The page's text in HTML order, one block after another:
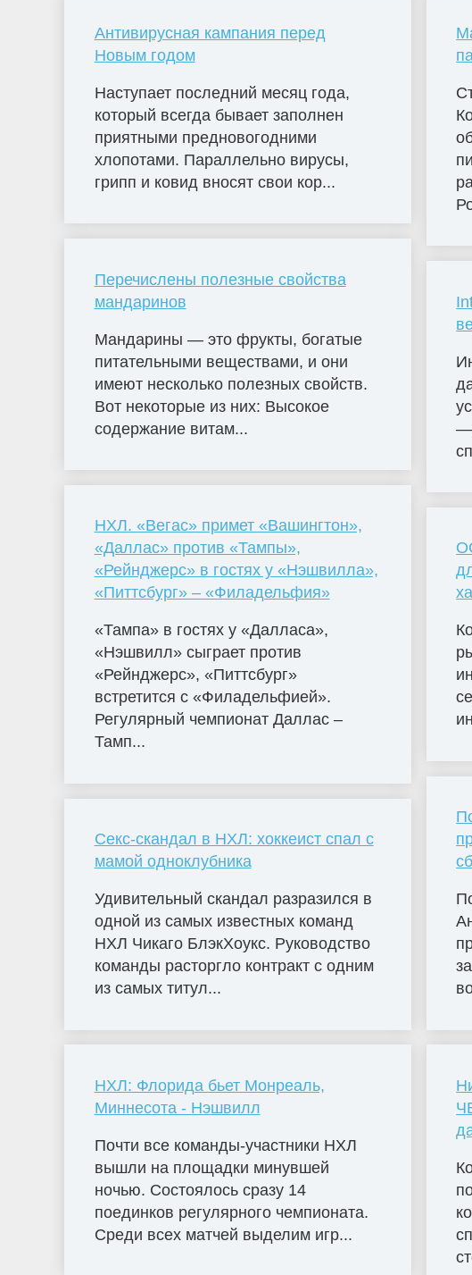
Антивирусная кампания перед
Новым годом
Наступает последний месяц года,
который всегда бывает заполнен
приятными предновогодними
хлопотами. Параллельно вирусы,
грипп и ковид вносят свои кор...
Перечислены полезные свойства
мандаринов
Мандарины — это фрукты, богатые
питательными веществами, и они
имеют несколько полезных свойств.
Вот некоторые из них: Высокое
содержание витам...
НХЛ. «Вегас» примет «Вашингтон»,
«Даллас» против «Тампы»,
«Рейнджерс» в гостях у «Нэшвилла»,
«Питтсбург» – «Филадельфия»
«Тампа» в гостях у «Далласа»,
«Нэшвилл» сыграет против
«Рейнджерс», «Питтсбург»
встретится с «Филадельфией».
Регулярный чемпионат Даллас –
Тамп...
Секс-скандал в НХЛ: хоккеист спал с
мамой одноклубника
Удивительный скандал разразился в
одной из самых известных команд
НХЛ Чикаго БлэкХоукс. Руководство
команды расторгло контракт с одним
из самых титул...
НХЛ: Флорида бьет Монреаль,
Миннесота - Нэшвилл
Почти все команды-участники НХЛ
вышли на площадки минувшей
ночью. Состоялось сразу 14
поединков регулярного чемпионата.
Среди всех матчей выделим игр...
—